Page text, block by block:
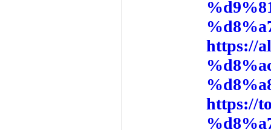
https://
https://